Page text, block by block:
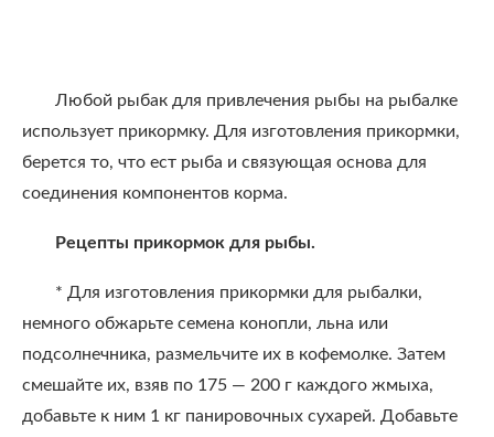
Любой рыбак для привлечения рыбы на рыбалке
использует прикормку. Для изготовления прикормки,
берется то, что ест рыба и связующая основа для
соединения компонентов корма.
Рецепты прикормок для рыбы.
* Для изготовления прикормки для рыбалки,
немного обжарьте семена конопли, льна или
подсолнечника, размельчите их в кофемолке. Затем
смешайте их, взяв по 175 — 200 г каждого жмыха,
добавьте к ним 1 кг панировочных сухарей. Добавьте